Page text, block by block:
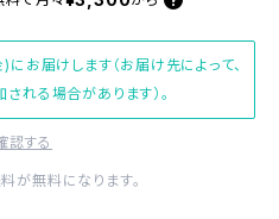
お届けします（お届け先によって、
れる場合があります）。
認する
無料になります。